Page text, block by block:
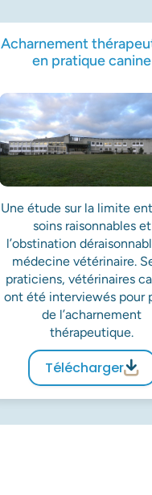
Acharnement
en pratique canine
Une étude sur la limite
soins raisonnables et
l’obstination
médecine vétérinaire.
praticiens, vétérinaires
ont été interviewés pour
de l’acharnement
thérapeutique.
Télécharger